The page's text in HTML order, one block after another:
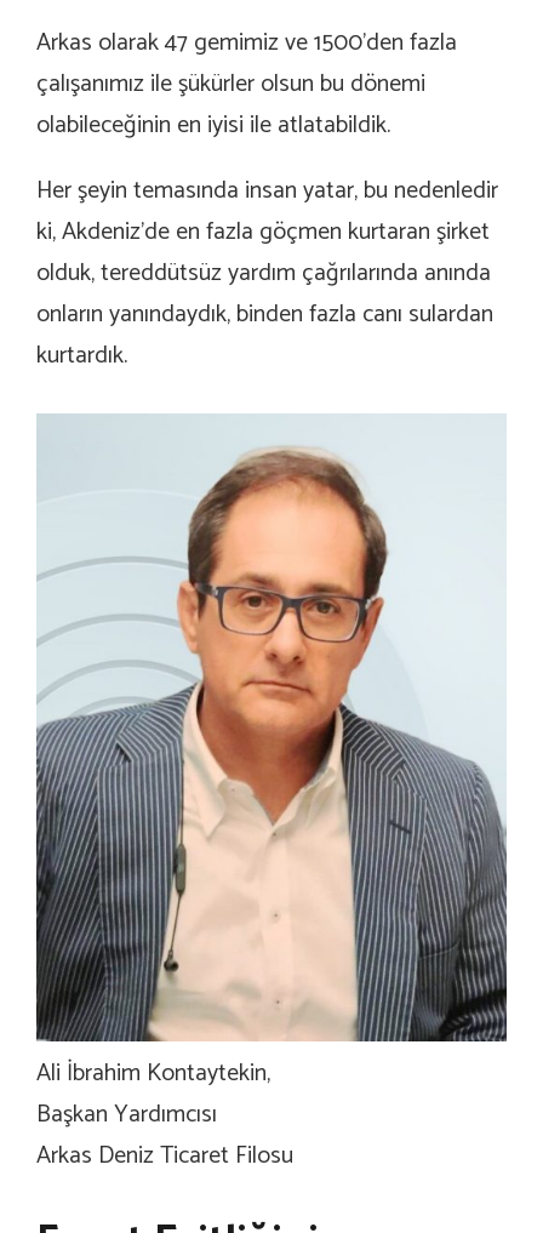
Arkas olarak 47 gemimiz ve 1500’den fazla
çalışanımız ile şükürler olsun bu dönemi
olabileceğinin en iyisi ile atlatabildik.
Her şeyin temasında insan yatar, bu nedenledir
ki, Akdeniz’de en fazla göçmen kurtaran şirket
olduk, tereddütsüz yardım çağrılarında anında
onların yanındaydık, binden fazla canı sulardan
kurtardık.
Ali İbrahim Kontaytekin,
Başkan Yardımcısı
Arkas Deniz Ticaret Filosu